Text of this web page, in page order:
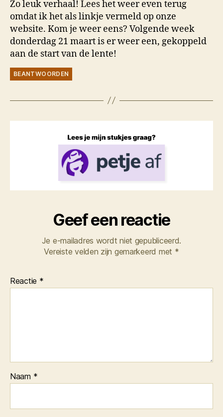
Zo leuk verhaal! Lees het weer even terug
omdat ik het als linkje vermeld op onze
website. Kom je weer eens? Volgende week
donderdag 21 maart is er weer een, gekoppeld
aan de start van de lente!
BEANTWOORDEN
Geef een reactie
Je e-mailadres wordt niet gepubliceerd.
Vereiste velden zijn gemarkeerd met *
Reactie *
Naam *